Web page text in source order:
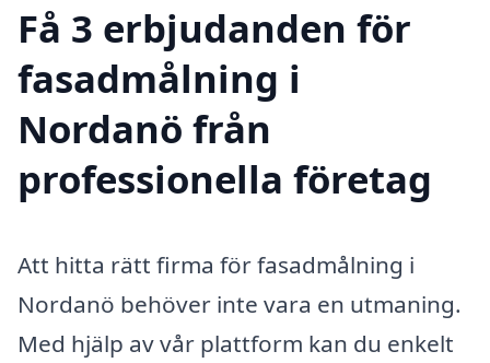
Få 3 erbjudanden för
fasadmålning i
Nordanö från
professionella företag
Att hitta rätt firma för fasadmålning i
Nordanö behöver inte vara en utmaning.
Med hjälp av vår plattform kan du enkelt